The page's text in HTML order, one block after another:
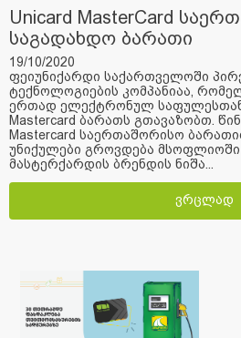
Unicard MasterCard
საგადახდო ბარათი
19/10/2020
ფეიუნიქარდი საქართველოში
ტექნოლოგიების კომპანიაა,
ერთად ელექტრონულ საფულესთან
Mastercard ბარათს გთავაზობთ.
Mastercard საერთაშორისო
უნიქულები გროვდება მსოფლიოში
მასტერქარდის ბრენდის ნიშა...
ვრცლად